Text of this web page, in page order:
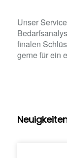
Unser
finalen
gerne für ein